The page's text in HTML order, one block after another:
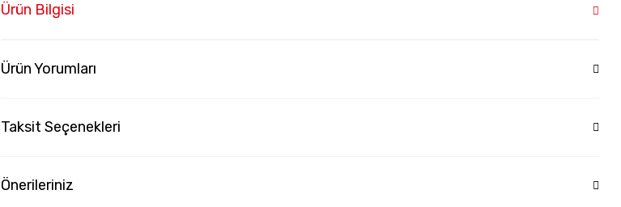
Ürün Bilgisi
Ürün Yorumları
Taksit Seçenekleri
Önerileriniz